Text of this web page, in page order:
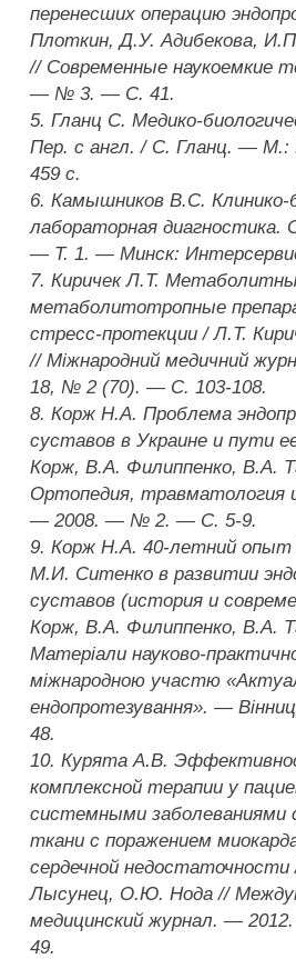
перенесших операцию
Плоткин, Д.У. Адибекова,
// Современные наукоемкие
— № 3. — С. 41.
5. Гланц С. Медико-
Пер. с англ. / С. Гланц. — М.:
459 с.
6. Камышников В.С. Клинико-
лабораторная диагностика.
— Т. 1. — Минск:
7. Киричек Л.Т.
метаболитотропные
стресс-протекции / Л.Т.
// Міжнародний медичний
18, № 2 (70). — С. 103-108.
8. Корж Н.А. Проблема
суставов в Украине и пути
Корж, В.А. Филиппенко, В.А.
Ортопедия, травматология
— 2008. — № 2. — С. 5-9.
9. Корж Н.А. 40-летний
М.И. Ситенко в развитии
суставов (история и
Корж, В.А. Филиппенко, В.А.
Матеріали науково-
міжнародною участю
ендопротезування». —
48.
10. Курята А.В.
комплексной терапии у
системными заболеваниями
ткани с поражением
сердечной
Лысунец, О.Ю. Нода //
медицинский журнал. —
49.